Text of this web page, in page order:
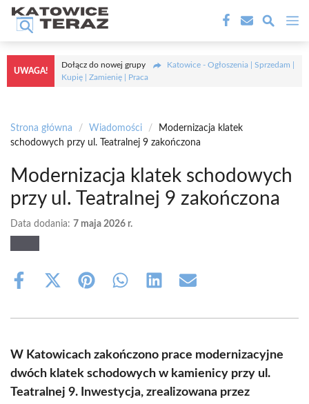
Przejdź
treści
UWAGA!
Dołącz do nowej grupy
Katowice - Ogłoszenia | Sprzedam |
Kupię | Zamienię | Praca
Strona główna / Wiadomości /
Modernizacja klatek
schodowych przy ul. Teatralnej 9 zakończona
Modernizacja klatek schodowych
przy ul. Teatralnej 9 zakończona
Data dodania: 7 maja 2026 r.
Share
Share
(Twitter)
Share Share Share Share
W Katowicach zakończono prace modernizacyjne
dwóch klatek schodowych w kamienicy przy ul.
Teatralnej 9. Inwestycja, zrealizowana przez